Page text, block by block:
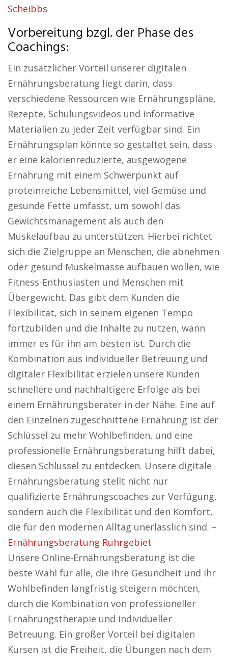
Scheibbs
Vorbereitung bzgl. der Phase des
Coachings:
Ein zusätzlicher Vorteil unserer digitalen
Ernährungsberatung liegt darin, dass
verschiedene Ressourcen wie Ernährungspläne,
Rezepte, Schulungsvideos und informative
Materialien zu jeder Zeit verfügbar sind. Ein
Ernährungsplan könnte so gestaltet sein, dass
er eine kalorienreduzierte, ausgewogene
Ernährung mit einem Schwerpunkt auf
proteinreiche Lebensmittel, viel Gemüse und
gesunde Fette umfasst, um sowohl das
Gewichtsmanagement als auch den
Muskelaufbau zu unterstützen. Hierbei richtet
sich die Zielgruppe an Menschen, die abnehmen
oder gesund Muskelmasse aufbauen wollen, wie
Fitness-Enthusiasten und Menschen mit
Übergewicht. Das gibt dem Kunden die
Flexibilität, sich in seinem eigenen Tempo
fortzubilden und die Inhalte zu nutzen, wann
immer es für ihn am besten ist. Durch die
Kombination aus individueller Betreuung und
digitaler Flexibilität erzielen unsere Kunden
schnellere und nachhaltigere Erfolge als bei
einem Ernährungsberater in der Nähe. Eine auf
den Einzelnen zugeschnittene Ernährung ist der
Schlüssel zu mehr Wohlbefinden, und eine
professionelle Ernährungsberatung hilft dabei,
diesen Schlüssel zu entdecken. Unsere digitale
Ernährungsberatung stellt nicht nur
qualifizierte Ernährungscoaches zur Verfügung,
sondern auch die Flexibilität und den Komfort,
die für den modernen Alltag unerlässlich sind. –
Ernährungsberatung Ruhrgebiet
Unsere Online-Ernährungsberatung ist die
beste Wahl für alle, die ihre Gesundheit und ihr
Wohlbefinden langfristig steigern möchten,
durch die Kombination von professioneller
Ernährungstherapie und individueller
Betreuung. Ein großer Vorteil bei digitalen
Kursen ist die Freiheit, die Übungen nach dem